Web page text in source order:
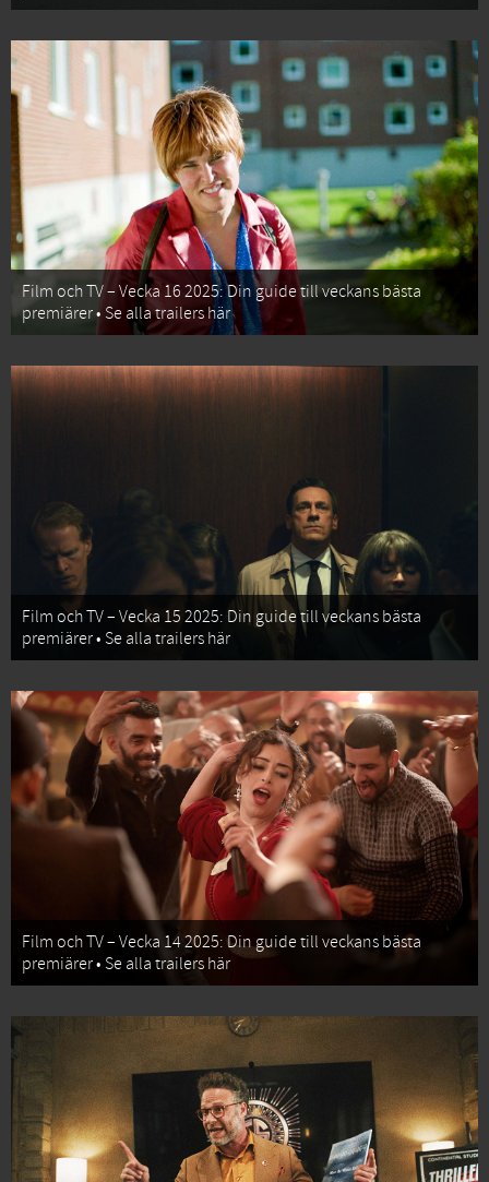
Film och TV – Vecka 16 2025: Din guide till veckans bästa
premiärer • Se alla trailers här
Film och TV – Vecka 15 2025: Din guide till veckans bästa
premiärer • Se alla trailers här
Film och TV – Vecka 14 2025: Din guide till veckans bästa
premiärer • Se alla trailers här